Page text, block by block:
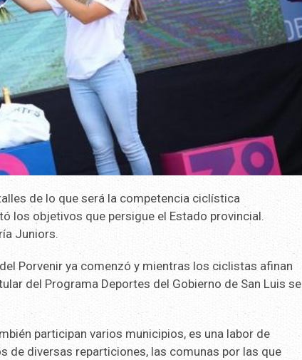
de lo que será la competencia ciclística
los objetivos que persigue el Estado provincial.
Juniors.
Porvenir ya comenzó y mientras los ciclistas afinan
del Programa Deportes del Gobierno de San Luis se
participan varios municipios, es una labor de
de diversas reparticiones, las comunas por las que